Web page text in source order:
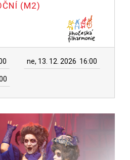
(M2)
ne, 13. 12. 2026 16:00